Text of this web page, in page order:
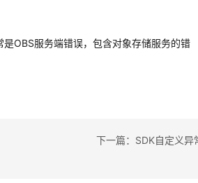
OBS服务端错误，包含对象存储服务的错
下一篇：SDK自定义异